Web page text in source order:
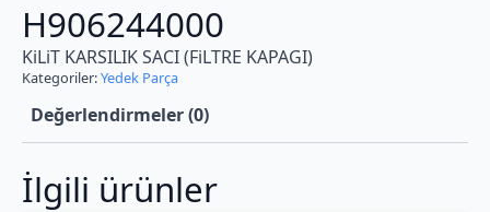
H906244000
KiLiT KARSILIK SACI (FiLTRE KAPAGI)
Kategoriler:Yedek Parça
Değerlendirmeler (0)
İlgili ürünler